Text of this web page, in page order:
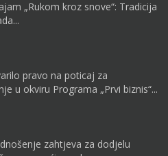
„Rukom kroz snove“: Tradicija
pravo na poticaj za
u okviru Programa „Prvi biznis“...
zahtjeva za dodjelu